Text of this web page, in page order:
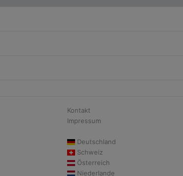
Kontakt
Impressum
Deutschland
Schweiz
Österreich
Niederlande